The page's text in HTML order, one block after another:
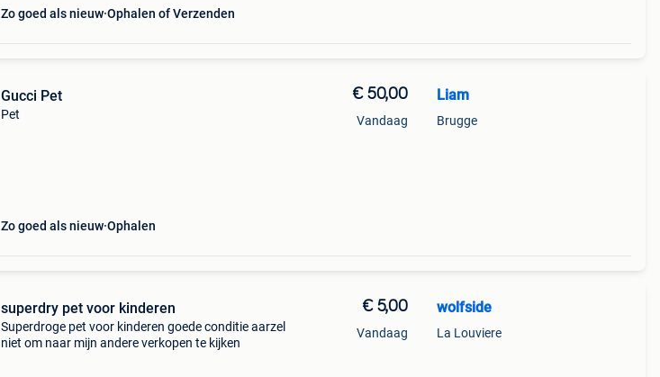
Zo goed als nieuw Ophalen of Verzenden
Gucci Pet
Pet
Zo goed als nieuw Ophalen
€ 50,00
Vandaag
Liam
Brugge
superdry pet voor kinderen
Superdroge pet voor kinderen goede conditie aarzel
niet om naar mijn andere verkopen te kijken
€ 5,00
Vandaag
wolfside
La Louviere